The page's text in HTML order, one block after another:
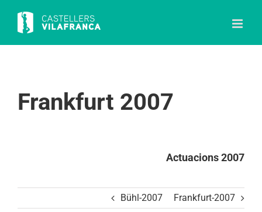
content
Frankfurt 2007
Actuacions 2007
Bühl-2007 Frankfurt-2007